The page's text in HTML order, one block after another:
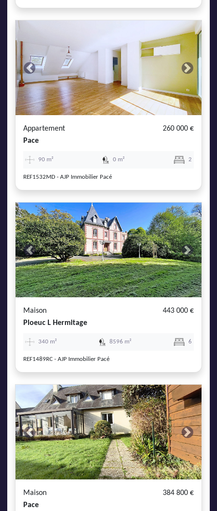
Previous Next
Appartement
260 000 €
Pace
90 m² 0 m² 2
REF1532MD - AJP Immobilier Pacé
Previous Next
Maison
443 000 €
Ploeuc L Hermitage
340 m² 8596 m² 6
REF1489RC - AJP Immobilier Pacé
Previous Next
Maison
384 800 €
Pace